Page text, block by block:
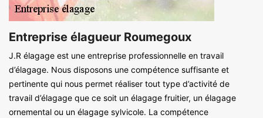
Entreprise élagueur Roumegoux
J.R élagage est une entreprise professionnelle en travail
d’élagage. Nous disposons une compétence suffisante et
pertinente qui nous permet réaliser tout type d’activité de
travail d’élagage que ce soit un élagage fruitier, un élagage
ornemental ou un élagage sylvicole. La compétence